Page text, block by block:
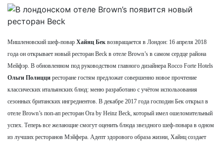
Мишленовский шеф-повар Хайнц Бек возвращается в Лондон: 16 апреля 2018
года он открывает новый ресторан Beck в отеле Brown’s в самом сердце района
Мейфэр. В обновленном под руководством главного дизайнера Rocco Forte Hotels
Ольги Полицци ресторане гостям предложат совершенно новое прочтение
классических итальянских блюд: меню разработано с учётом использования
сезонных британских ингредиентов. В декабре 2017 года господин Бек открыл в
отеле Brown’s поп-ап ресторан Ora by Heinz Beck, который имел ошеломительный
успех. Теперь все желающие смогут оценить блюда звездного шеф-повара в одном
из лучших ресторанов Мэйфера. Адепт здорового образа жизни, Хайнц создает